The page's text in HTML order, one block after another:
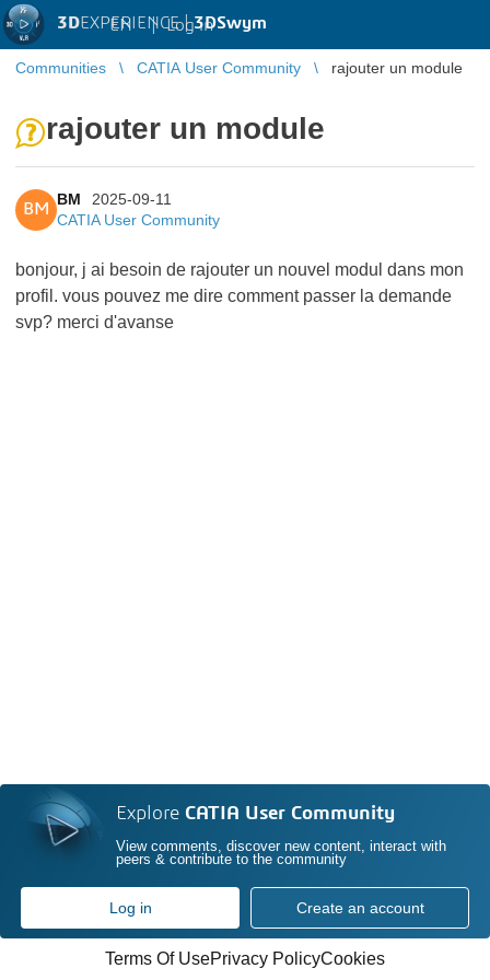
3DEXPERIENCE |3DSwym
EN | Log in
Communities CATIA User Community rajouter un module
rajouter un module
BM
BM
2025-09-11
CATIA User Community
bonjour, j ai besoin de rajouter un nouvel modul dans mon
profil. vous pouvez me dire comment passer la demande
svp? merci d'avanse
Explore CATIA User Community
View comments, discover new content, interact with
peers & contribute to the community
Log in Create an account
Terms Of UsePrivacy PolicyCookies